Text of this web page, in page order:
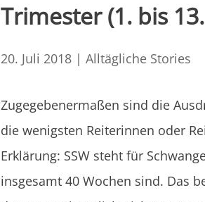
Trimester (1. bis
20. Juli 2018 |Alltägliche Stories
Zugegebenermaßen sind die
die wenigsten Reiterinnen oder
Erklärung: SSW steht für
insgesamt 40 Wochen sind. Das